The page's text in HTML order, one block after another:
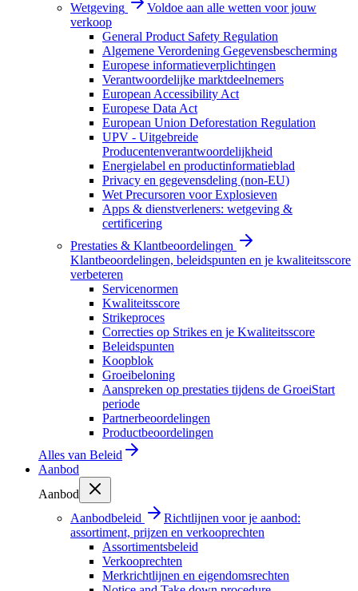
Wetgeving
Voldoe aan alle wetten voor jouw
verkoop
General Product Safety Regulation
Algemene Verordening Gegevensbescherming
Europese informatieverplichtingen
Verantwoordelijke marktdeelnemers
European Accessibility Act
Europese Data Act
European Union Deforestation Regulation
UPV - Uitgebreide
Producentenverantwoordelijkheid
Energielabel en productinformatieblad
Privacy en gegevensdeling (non-EU)
Wet Precursoren voor Explosieven
Apps & dienstverleners: wetgeving &
certificering
Prestaties & Klantbeoordelingen
Klantbeoordelingen, beleidspunten en je kwaliteitsscore
verbeteren
Servicenormen
Kwaliteitsscore
Strikeproces
Correcties op Strikes en je Kwaliteitsscore
Beleidspunten
Koopblok
Groeibeloning
Aanspreken op prestaties tijdens de GroeiStart
periode
Partnerbeoordelingen
Productbeoordelingen
Alles van Beleid
Aanbod
Aanbod
Aanbodbeleid
Richtlijnen voor je aanbod:
assortiment, prijzen en verkooprechten
Assortimentsbeleid
Verkooprechten
Merkrichtlijnen en eigendomsrechten